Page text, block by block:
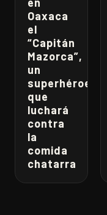
Oaxaca
el
“Capitán
Mazorca”,
un
superhéroe
que
luchará
contra
la
comida
chatarra